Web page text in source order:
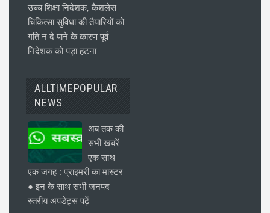
उच्च शिक्षा निदेशक, कैशलेस
चिकित्सा सुविधा की तैयारियों को
गति न दे पाने के कारण पूर्व
निदेशक को पड़ा हटना
ALLTIMEPOPULAR
NEWS
अब तक की
सभी खबरें
एक साथ
एक जगह : प्राइमरी का मास्टर
● इन के साथ सभी जनपद
स्तरीय अपडेट्स पढ़ें